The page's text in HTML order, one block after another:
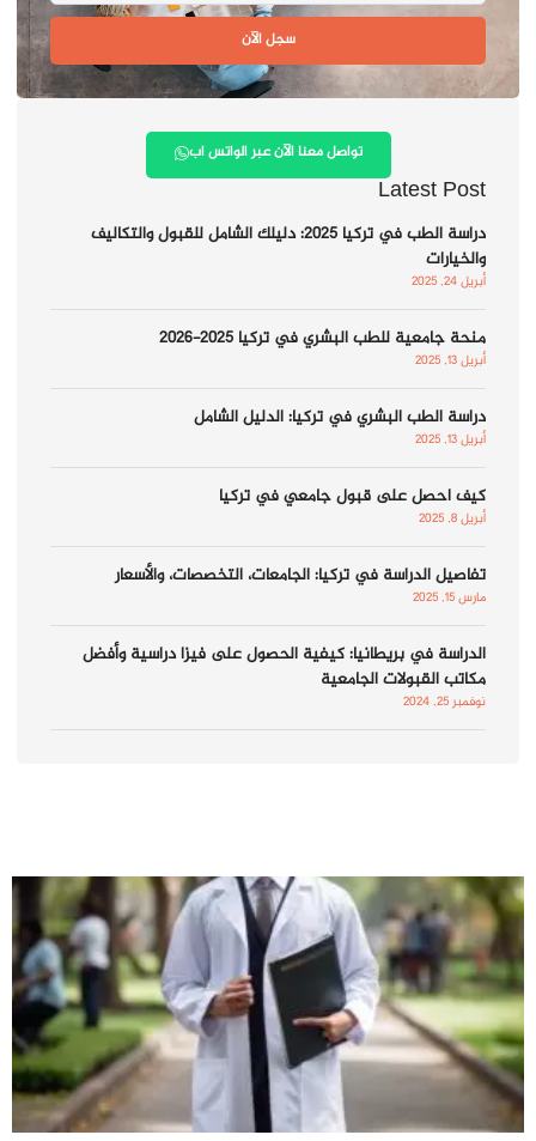
سجل الآن
تواصل معنا الآن عبر الواتس اب
Latest Post
دراسة الطب في تركيا 2025: دليلك الشامل للقبول والتكاليف
والخيارات
أبريل 24, 2025
منحة جامعية للطب البشري في تركيا 2025-2026
أبريل 13, 2025
دراسة الطب البشري في تركيا: الدليل الشامل
أبريل 13, 2025
كيف احصل على قبول جامعي في تركيا
أبريل 8, 2025
تفاصيل الدراسة في تركيا: الجامعات، التخصصات، والأسعار
مارس 15, 2025
الدراسة في بريطانيا: كيفية الحصول على فيزا دراسية وأفضل
مكاتب القبولات الجامعية
نوفمبر 25, 2024